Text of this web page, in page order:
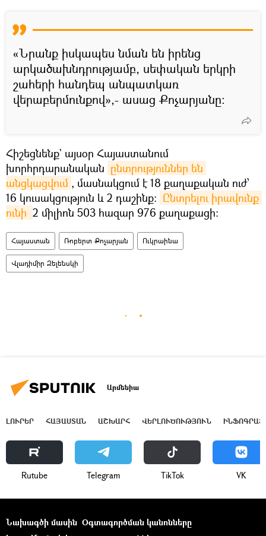
«Նրանք իսկապես նման են իրենց
արկածախնդրությամբ, սեփական երկրի
շահերի հանդեպ անպատկառ
վերաբերմունքով»,- ասաց Քոչարյանը։
Հիշեցնենք` այսօր Հայաստանում
խորհրդարանական ընտրություններ են
անցկացվում , մասնակցում է 18 քաղաքական ուժ՝
16 կուսակցություն և 2 դաշինք: Ընտրելու իրավունք
ունի 2 միլիոն 503 հազար 976 քաղաքացի։
Հայաստան Ռոբերտ Քոչարյան Ուկրաինա
Վլադիմիր Զելենսկի
Արմենիա
ԼՈՒՐԵՐ ՀԱՅԱՍՏԱՆ ԱՇԽԱՐՀ ՎԵՐԼՈՒԾՈՒԹՅՈՒՆ
Rutube Telegram ТikТоk VK
Նախագծի մասին Օգտագործման կանոնները